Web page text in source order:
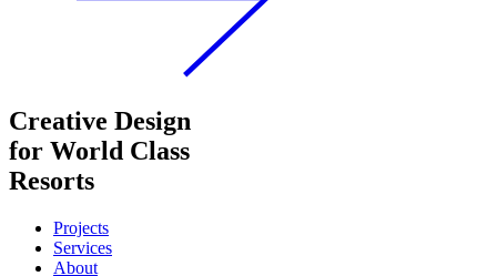
Creative Design
for World Class
Resorts
Projects
Services
About